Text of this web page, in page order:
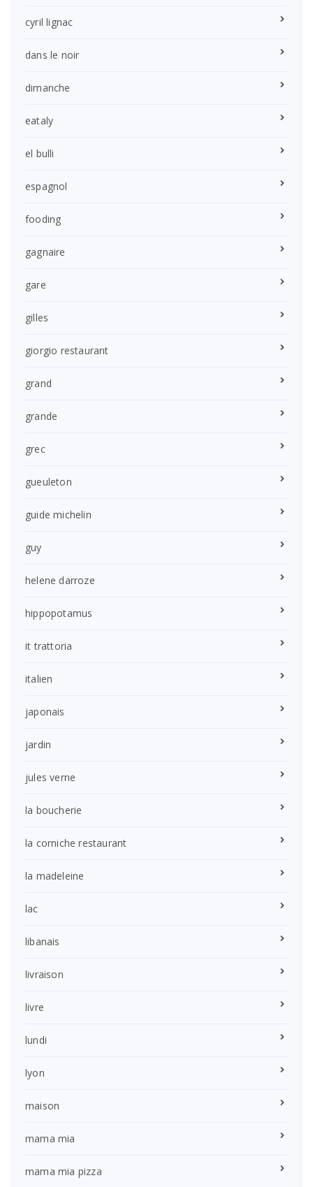
cyril lignac
dans le noir
dimanche
eataly
el bulli
espagnol
fooding
gagnaire
gare
gilles
giorgio restaurant
grand
grande
grec
gueuleton
guide michelin
guy
helene darroze
hippopotamus
it trattoria
italien
japonais
jardin
jules verne
la boucherie
la corniche restaurant
la madeleine
lac
libanais
livraison
livre
lundi
lyon
maison
mama mia
mama mia pizza